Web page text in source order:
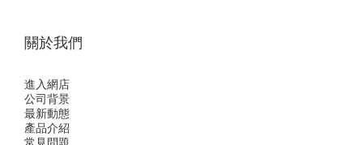
關於我們
進入網店
公司背景
最新動態
產品介紹
常見問題